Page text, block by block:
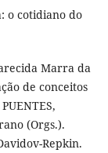
o cotidiano do
Marra da
de conceitos
(Orgs.).
Repkin.